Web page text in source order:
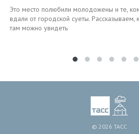
Это место полюбили молодожены и те,
вдали от городской суеты. Рассказываем,
там можно увидеть
© 2026 ТАСС